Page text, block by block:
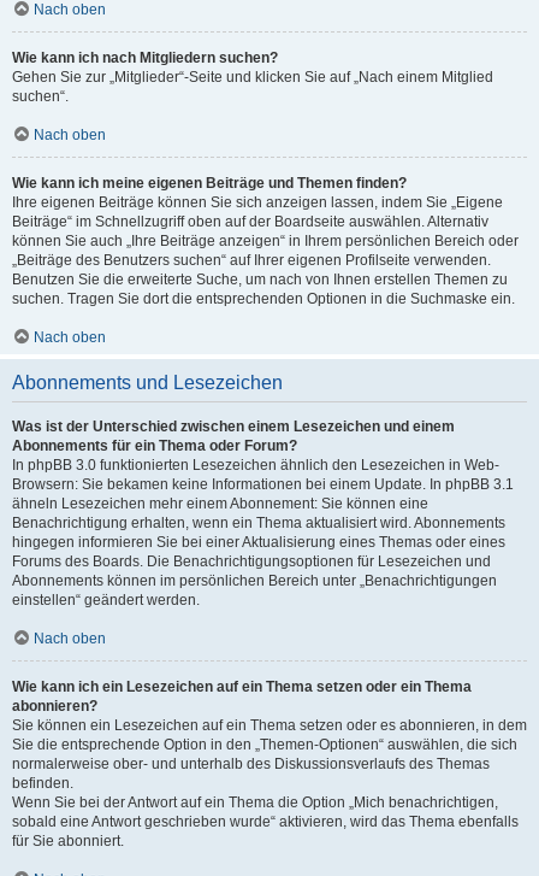
Nach oben
Wie kann ich nach Mitgliedern suchen?
Gehen Sie zur „Mitglieder“-Seite und klicken Sie auf „Nach einem Mitglied
suchen“.
Nach oben
Wie kann ich meine eigenen Beiträge und Themen finden?
Ihre eigenen Beiträge können Sie sich anzeigen lassen, indem Sie „Eigene
Beiträge“ im Schnellzugriff oben auf der Boardseite auswählen. Alternativ
können Sie auch „Ihre Beiträge anzeigen“ in Ihrem persönlichen Bereich oder
„Beiträge des Benutzers suchen“ auf Ihrer eigenen Profilseite verwenden.
Benutzen Sie die erweiterte Suche, um nach von Ihnen erstellen Themen zu
suchen. Tragen Sie dort die entsprechenden Optionen in die Suchmaske ein.
Nach oben
Abonnements und Lesezeichen
Was ist der Unterschied zwischen einem Lesezeichen und einem
Abonnements für ein Thema oder Forum?
In phpBB 3.0 funktionierten Lesezeichen ähnlich den Lesezeichen in Web-
Browsern: Sie bekamen keine Informationen bei einem Update. In phpBB 3.1
ähneln Lesezeichen mehr einem Abonnement: Sie können eine
Benachrichtigung erhalten, wenn ein Thema aktualisiert wird. Abonnements
hingegen informieren Sie bei einer Aktualisierung eines Themas oder eines
Forums des Boards. Die Benachrichtigungsoptionen für Lesezeichen und
Abonnements können im persönlichen Bereich unter „Benachrichtigungen
einstellen“ geändert werden.
Nach oben
Wie kann ich ein Lesezeichen auf ein Thema setzen oder ein Thema
abonnieren?
Sie können ein Lesezeichen auf ein Thema setzen oder es abonnieren, in dem
Sie die entsprechende Option in den „Themen-Optionen“ auswählen, die sich
normalerweise ober- und unterhalb des Diskussionsverlaufs des Themas
befinden.
Wenn Sie bei der Antwort auf ein Thema die Option „Mich benachrichtigen,
sobald eine Antwort geschrieben wurde“ aktivieren, wird das Thema ebenfalls
für Sie abonniert.